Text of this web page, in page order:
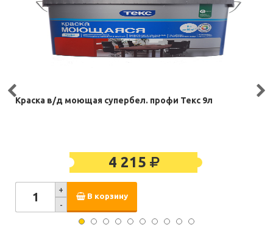
Краска в/д моющая супербел. профи Текс 9л
4 215
+
-
В корзину